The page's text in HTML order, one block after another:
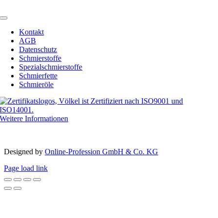
Toggle
NavigationKontakt
AGB
Datenschutz
Schmierstoffe
Spezialschmierstoffe
Schmierfette
Schmieröle
Weitere Informationen
Designed by­ Online-Profession GmbH & Co. KG
Page load link